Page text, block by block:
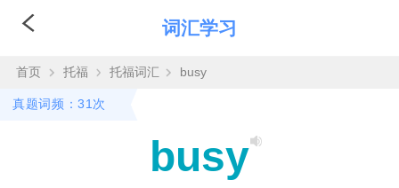
词汇学习
首页 托福 托福词汇 busy
真题词频：31次
busy